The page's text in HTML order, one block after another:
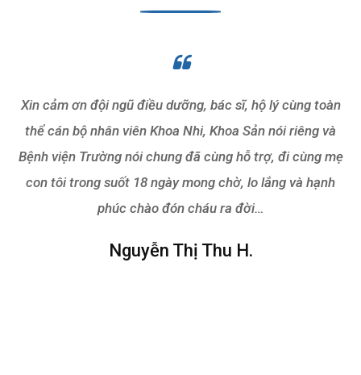
Xin cảm ơn đội ngũ điều dưỡng, bác sĩ, hộ lý cùng toàn
thể cán bộ nhân viên Khoa Nhi, Khoa Sản nói riêng và
Bệnh viện Trường nói chung đã cùng hỗ trợ, đi cùng mẹ
con tôi trong suốt 18 ngày mong chờ, lo lắng và hạnh
phúc chào đón cháu ra đời…
Nguyễn Thị Thu H.